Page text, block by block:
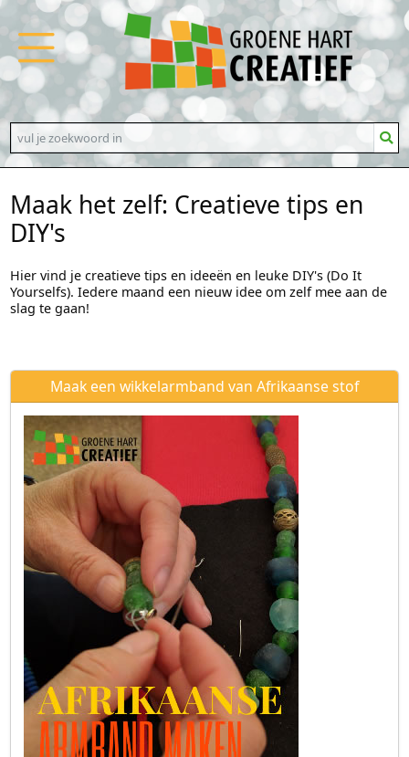
Maak het zelf: Creatieve tips en
DIY's
Hier vind je creatieve tips en ideeën en leuke DIY's (Do It
Yourselfs). Iedere maand een nieuw idee om zelf mee aan de
slag te gaan!
Maak een wikkelarmband van Afrikaanse stof